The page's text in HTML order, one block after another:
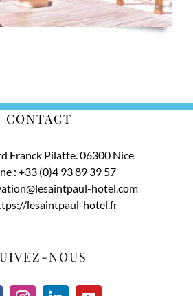
CONTACT
Franck Pilatte. 06300 Nice
: +33 (0)4 93 89 39 57
hotel.com
lesaintpaul-hotel.fr
NOUS